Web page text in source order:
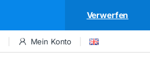
Verwerfen
Mein Konto